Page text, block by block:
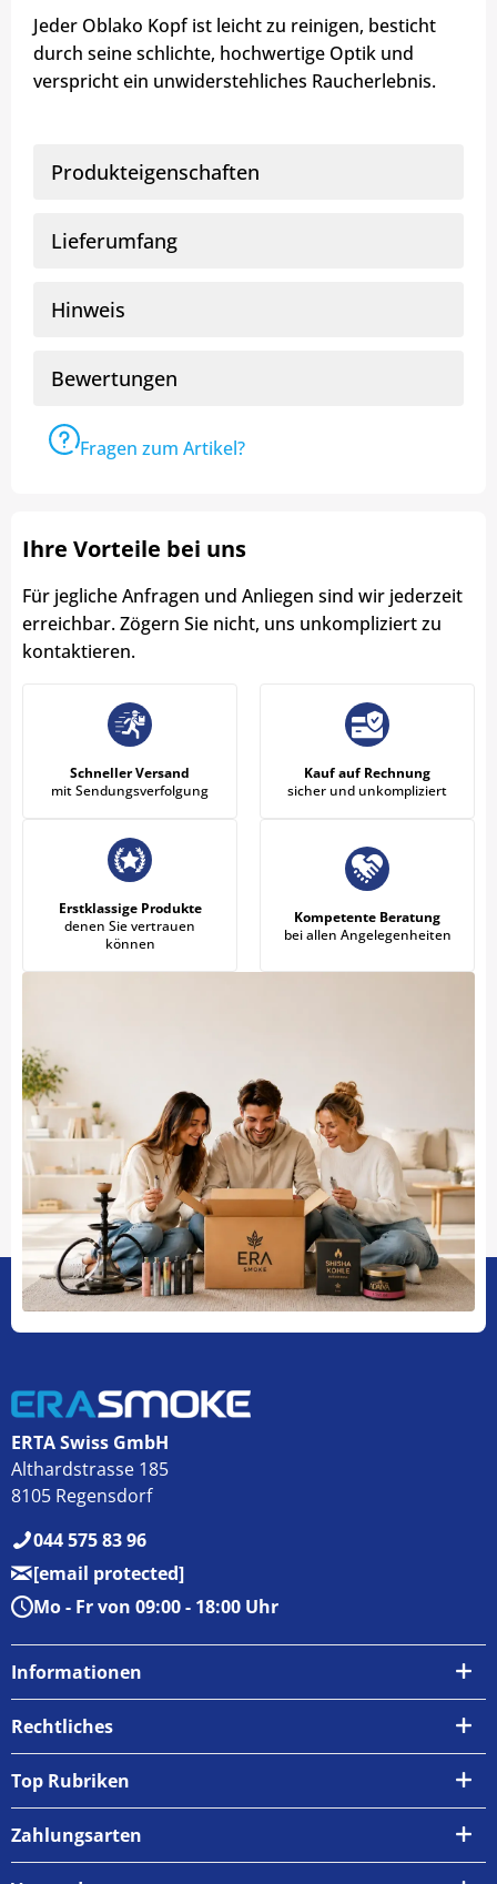
Jeder Oblako Kopf ist leicht zu reinigen, besticht
durch seine schlichte, hochwertige Optik und
verspricht ein unwiderstehliches Raucherlebnis.
Produkteigenschaften
Lieferumfang
Hinweis
Bewertungen
Fragen zum Artikel?
Ihre Vorteile bei uns
Für jegliche Anfragen und Anliegen sind wir jederzeit
erreichbar. Zögern Sie nicht, uns unkompliziert zu
kontaktieren.
Schneller Versand
mit Sendungsverfolgung
Kauf auf Rechnung
sicher und unkompliziert
Erstklassige Produkte
denen Sie vertrauen
können
Kompetente Beratung
bei allen Angelegenheiten
ERTA Swiss GmbH
Althardstrasse 185
8105 Regensdorf
044 575 83 96
[email protected]
Mo - Fr von 09:00 - 18:00 Uhr
Informationen
Über uns
Zahlungsarten
Versand & Abholung
Rechtliches
AGB
Widerrufsrecht
Top Rubriken
Zahlungsarten